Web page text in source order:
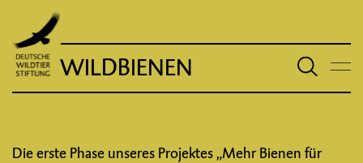
WILDBIENEN
Die erste Phase unseres Projektes „Mehr Bienen für